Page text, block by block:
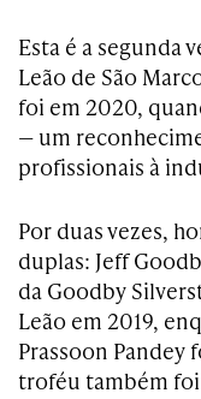
Esta é a segunda
Leão de São
foi em 2020,
— um
profissionais à
Por duas vezes,
duplas: Jeff
da Goodby
Leão em 2019,
Prassoon Pandey
troféu também